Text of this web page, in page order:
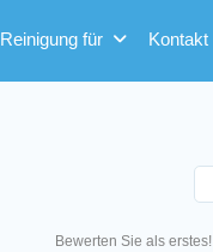
Reinigung für Kontakt
Bewerten Sie als erstes!